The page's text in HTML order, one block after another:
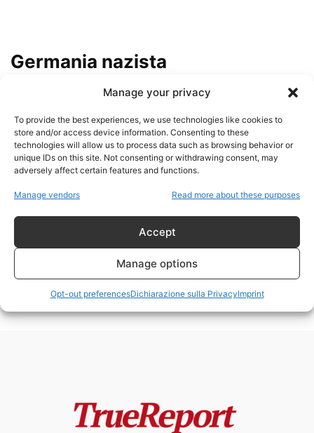
Manage your privacy
To provide the best experiences, we use technologies like cookies to
store and/or access device information. Consenting to these
technologies will allow us to process data such as browsing behavior or
unique IDs on this site. Not consenting or withdrawing consent, may
adversely affect certain features and functions.
Manage vendors Read more about these purposes
Accept
Manage options
Opt-out preferencesDichiarazione sulla PrivacyImprint
Germania nazista
Fascismo contro Comunismo e
ideologica del Novecento che...
admin - 24 Maggio 2026
Le SS e il Comunismo: l’Indagine
Storica che Demolisce le
Narrazioni...
Wilhelm Hintersatz, “Harun
Reşid” e il lato dimenticato delle
admin -